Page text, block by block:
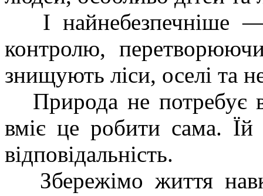
І найнебезпечніше —
контролю,
знищують ліси, оселі та
Природа не потребує
вміє це робити сама. Їй
відповідальність.
Збережімо життя